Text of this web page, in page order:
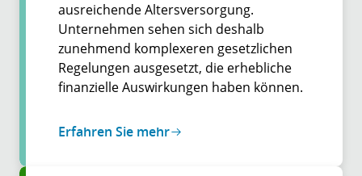
ausreichende Altersversorgung.
Unternehmen sehen sich deshalb
zunehmend komplexeren gesetzlichen
Regelungen ausgesetzt, die erhebliche
finanzielle Auswirkungen haben können.
Erfahren Sie mehr